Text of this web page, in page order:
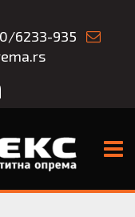
6233-935
LinkedIn